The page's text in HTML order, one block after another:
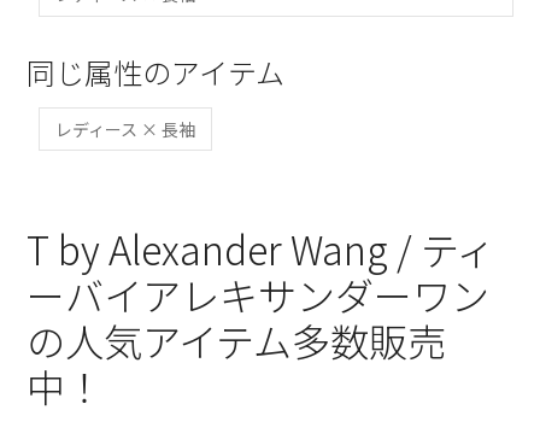
同じ属性のアイテム
レディース × 長袖
T by Alexander Wang / ティ
ーバイアレキサンダーワン
の人気アイテム多数販売
中！